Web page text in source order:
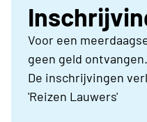
Voor een
geen geld ontvangen.
De inschrijvingen
'Reizen Lauwers'